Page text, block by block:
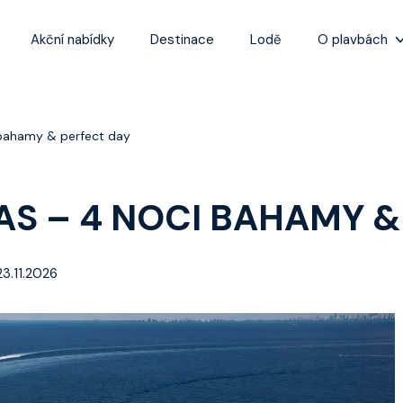
Akční nabídky Destinace Lodě O plavbách
& perfect day
– 4 NOCI BAHAMY